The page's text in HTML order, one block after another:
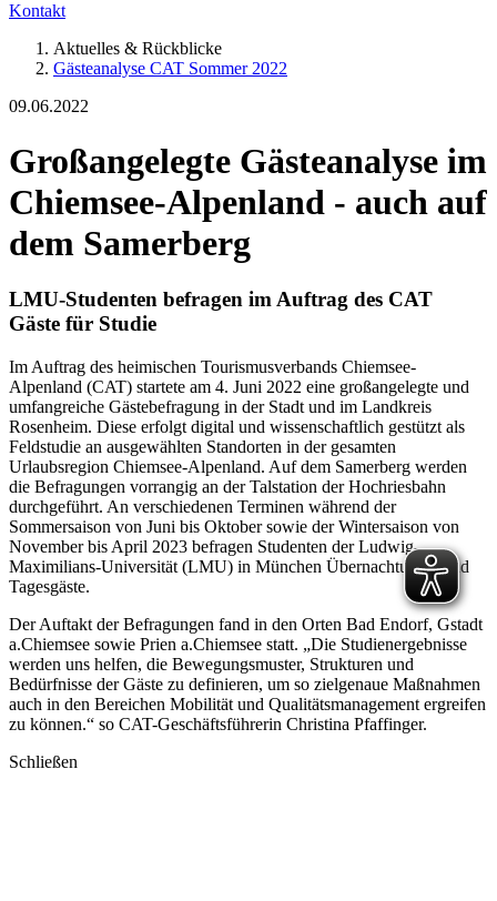
Kontakt
Aktuelles & Rückblicke
Gästeanalyse CAT Sommer 2022
09.06.2022
Großangelegte Gästeanalyse im
Chiemsee-Alpenland - auch auf
dem Samerberg
LMU-Studenten befragen im Auftrag des CAT
Gäste für Studie
Im Auftrag des heimischen Tourismusverbands Chiemsee-
Alpenland (CAT) startete am 4. Juni 2022 eine großangelegte und
umfangreiche Gästebefragung in der Stadt und im Landkreis
Rosenheim. Diese erfolgt digital und wissenschaftlich gestützt als
Feldstudie an ausgewählten Standorten in der gesamten
Urlaubsregion Chiemsee-Alpenland. Auf dem Samerberg werden
die Befragungen vorrangig an der Talstation der Hochriesbahn
durchgeführt. An verschiedenen Terminen während der
Sommersaison von Juni bis Oktober sowie der Wintersaison von
November bis April 2023 befragen Studenten der Ludwig-
Maximilians-Universität (LMU) in München Übernachtungs- und
Tagesgäste.
Der Auftakt der Befragungen fand in den Orten Bad Endorf, Gstadt
a.Chiemsee sowie Prien a.Chiemsee statt. „Die Studienergebnisse
werden uns helfen, die Bewegungsmuster, Strukturen und
Bedürfnisse der Gäste zu definieren, um so zielgenaue Maßnahmen
auch in den Bereichen Mobilität und Qualitätsmanagement ergreifen
zu können.“ so CAT-Geschäftsführerin Christina Pfaffinger.
Schließen